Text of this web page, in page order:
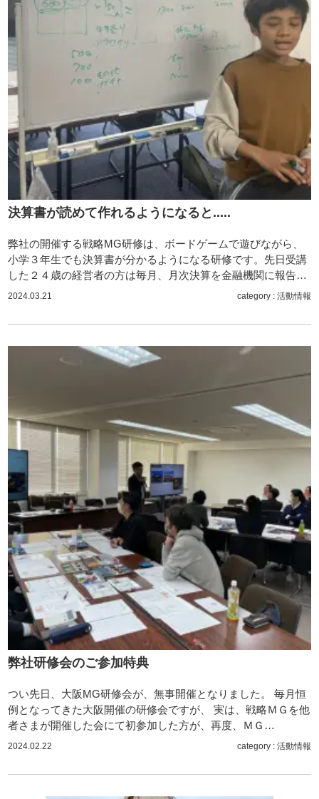
決算書が読めて作れるようになると.....
弊社の開催する戦略MG研修は、ボードゲームで遊びながら、
小学３年生でも決算書が分かるようになる研修です。先日受講
した２４歳の経営者の方は毎月、月次決算を金融機関に報告…
2024.03.21 category : 活動情報
弊社研修会のご参加特典
つい先日、大阪MG研修会が、無事開催となりました。 毎月恒
例となってきた大阪開催の研修会ですが、 実は、戦略ＭＧを他
者さまが開催した会にて初参加した方が、再度、ＭＧ…
2024.02.22 category : 活動情報